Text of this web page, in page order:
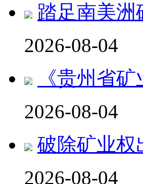
踏足南美洲
2026-08-04
《贵州省
2026-08-04
破除矿业权
2026-08-04